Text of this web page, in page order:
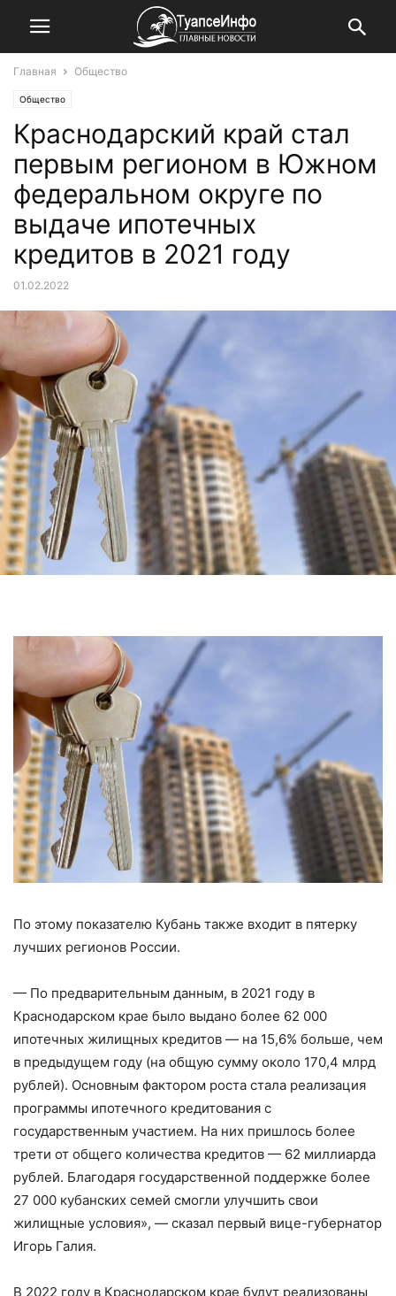
Главная Общество
Общество
Краснодарский край стал
первым регионом в Южном
федеральном округе по
выдаче ипотечных
кредитов в 2021 году
01.02.2022
По этому показателю Кубань также входит в пятерку
лучших регионов России.
— По предварительным данным, в 2021 году в
Краснодарском крае было выдано более 62 000
ипотечных жилищных кредитов — на 15,6% больше, чем
в предыдущем году (на общую сумму около 170,4 млрд
рублей). Основным фактором роста стала реализация
программы ипотечного кредитования с
государственным участием. На них пришлось более
трети от общего количества кредитов — 62 миллиарда
рублей. Благодаря государственной поддержке более
27 000 кубанских семей смогли улучшить свои
жилищные условия», — сказал первый вице-губернатор
Игорь Галия.
В 2022 году в Краснодарском крае будут реализованы